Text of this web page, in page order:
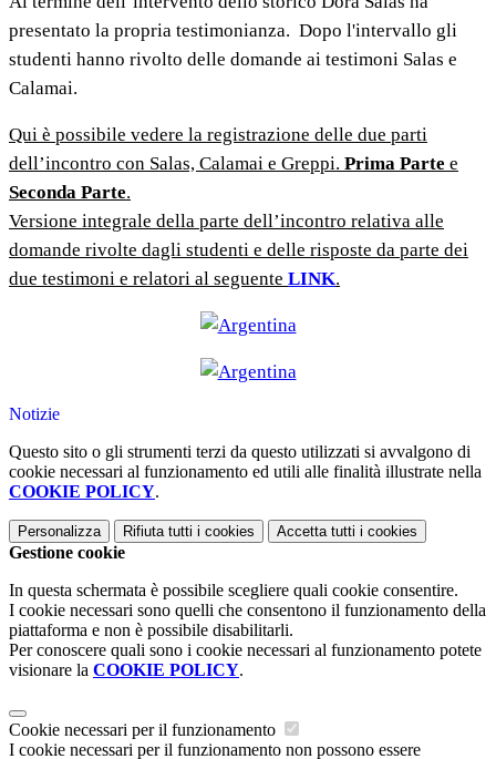
presentato la propria testimonianza. Dopo l'intervallo gli
studenti hanno rivolto delle domande ai testimoni Salas e
Calamai.
Qui è possibile vedere la registrazione delle due parti
dell’incontro con Salas, Calamai e Greppi. Prima Parte e
Seconda Parte.
Versione integrale della parte dell’incontro relativa alle
domande rivolte dagli studenti e delle risposte da parte dei
due testimoni e relatori al seguente LINK.
Notizie
Questo sito o gli strumenti terzi da questo utilizzati si avvalgono di
cookie necessari al funzionamento ed utili alle finalità illustrate nella
COOKIE POLICY.
Personalizza Rifiuta tutti i cookies Accetta tutti i cookies
Gestione cookie
In questa schermata è possibile scegliere quali cookie consentire.
I cookie necessari sono quelli che consentono il funzionamento della
piattaforma e non è possibile disabilitarli.
Per conoscere quali sono i cookie necessari al funzionamento potete
visionare la COOKIE POLICY.
Cookie necessari per il funzionamento
I cookie necessari per il funzionamento non possono essere